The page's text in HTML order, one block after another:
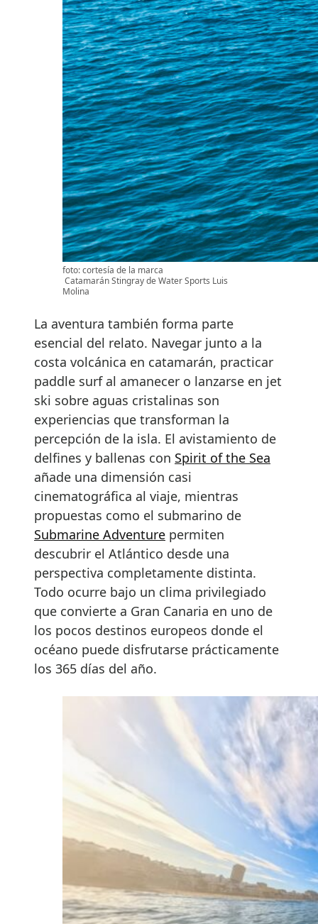
foto: cortesía de la marca
Catamarán Stingray de Water Sports Luis
Molina
La aventura también forma parte
esencial del relato. Navegar junto a la
costa volcánica en catamarán, practicar
paddle surf al amanecer o lanzarse en jet
ski sobre aguas cristalinas son
experiencias que transforman la
percepción de la isla. El avistamiento de
delfines y ballenas con Spirit of the Sea
añade una dimensión casi
cinematográfica al viaje, mientras
propuestas como el submarino de
Submarine Adventure permiten
descubrir el Atlántico desde una
perspectiva completamente distinta.
Todo ocurre bajo un clima privilegiado
que convierte a Gran Canaria en uno de
los pocos destinos europeos donde el
océano puede disfrutarse prácticamente
los 365 días del año.